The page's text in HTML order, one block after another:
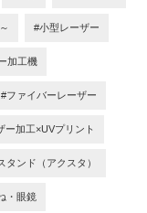
#小型レーザー
加工機
#ファイバーレーザー
ー加工×UVプリント
タンド（アクスタ）
・眼鏡